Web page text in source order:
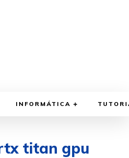
INFORMÁTICA
titan gpu